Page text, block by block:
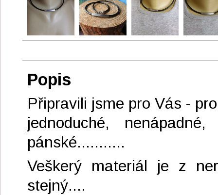
Popis
Připravili jsme pro Vás -
jednoduché,
pánské...........
Veškerý materiál je z
stejný....